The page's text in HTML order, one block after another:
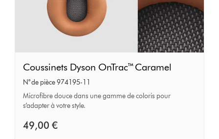
Dyson
OnTrac™
Caramel
Coussinets Dyson OnTrac™ Caramel
N° de pièce 974195-11
Microfibre douce dans une gamme de coloris pour
s’adapter à votre style.
49,00 €